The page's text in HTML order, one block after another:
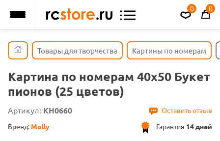
0 0
Товары для творчества Картины по номерам
Картина по номерам 40х50 Букет
пионов (25 цветов)
Артикул: KH0660
Оставить отзыв
Гарантия 14 дней
Бренд: Molly